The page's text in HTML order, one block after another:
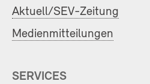
Aktuell/SEV-Zeitung
Medienmitteilungen
SERVICES